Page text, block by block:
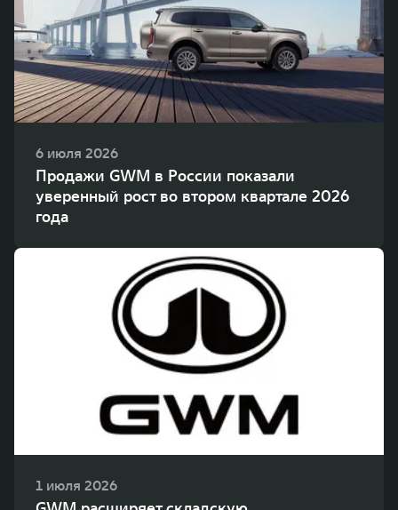
WEY 80
Масштаб возможностей
от 6 449 000 ₽
WEY 80 Лаундж
Масштаб возможностей
от 8 099 000 ₽
6 июля 2026
Продажи GWM в России показали
уверенный рост во втором квартале 2026
года
1 июля 2026